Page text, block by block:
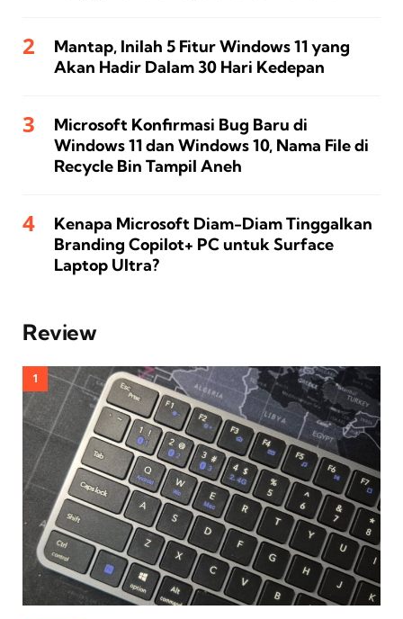
Mantap, Inilah 5 Fitur Windows 11 yang
Akan Hadir Dalam 30 Hari Kedepan
Microsoft Konfirmasi Bug Baru di
Windows 11 dan Windows 10, Nama File di
Recycle Bin Tampil Aneh
Kenapa Microsoft Diam-Diam Tinggalkan
Branding Copilot+ PC untuk Surface
Laptop Ultra?
Review